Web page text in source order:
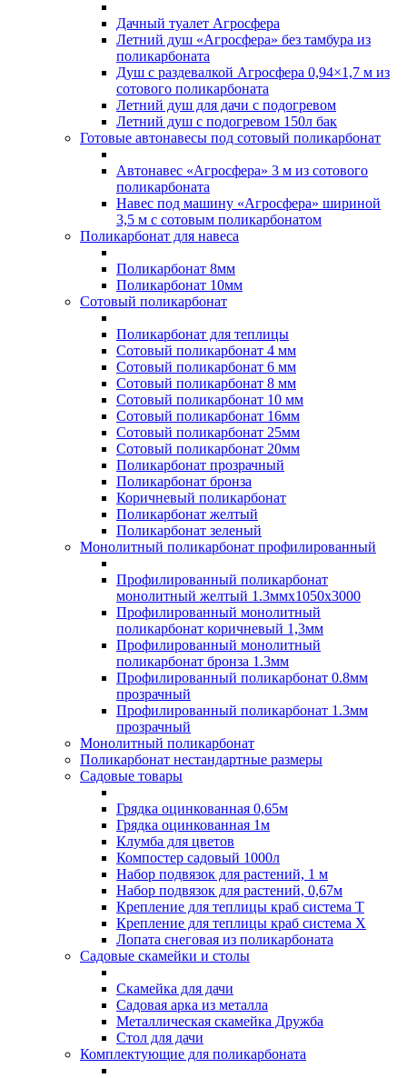
Дачный туалет Агросфера
Летний душ «Агросфера» без тамбура из
поликарбоната
Душ с раздевалкой Агросфера 0,94×1,7 м из
сотового поликарбоната
Летний душ для дачи с подогревом
Летний душ с подогревом 150л бак
Готовые автонавесы под сотовый поликарбонат
Автонавес «Агросфера» 3 м из сотового
поликарбоната
Навес под машину «Агросфера» шириной
3,5 м с сотовым поликарбонатом
Поликарбонат для навеса
Поликарбонат 8мм
Поликарбонат 10мм
Сотовый поликарбонат
Поликарбонат для теплицы
Сотовый поликарбонат 4 мм
Сотовый поликарбонат 6 мм
Сотовый поликарбонат 8 мм
Сотовый поликарбонат 10 мм
Сотовый поликарбонат 16мм
Сотовый поликарбонат 25мм
Сотовый поликарбонат 20мм
Поликарбонат прозрачный
Поликарбонат бронза
Коричневый поликарбонат
Поликарбонат желтый
Поликарбонат зеленый
Монолитный поликарбонат профилированный
Профилированный поликарбонат
монолитный желтый 1.3ммх1050х3000
Профилированный монолитный
поликарбонат коричневый 1,3мм
Профилированный монолитный
поликарбонат бронза 1.3мм
Профилированный поликарбонат 0.8мм
прозрачный
Профилированный поликарбонат 1.3мм
прозрачный
Монолитный поликарбонат
Поликарбонат нестандартные размеры
Садовые товары
Грядка оцинкованная 0,65м
Грядка оцинкованная 1м
Клумба для цветов
Компостер садовый 1000л
Набор подвязок для растений, 1 м
Набор подвязок для растений, 0,67м
Крепление для теплицы краб система Т
Крепление для теплицы краб система Х
Лопата снеговая из поликарбоната
Садовые скамейки и столы
Скамейка для дачи
Садовая арка из металла
Металлическая скамейка Дружба
Стол для дачи
Комплектующие для поликарбоната